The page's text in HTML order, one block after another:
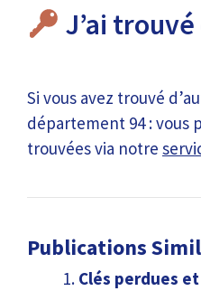
J’ai
Si vous avez trouvé
département 94 : vous
trouvées via notre
Publications
Clés perdues